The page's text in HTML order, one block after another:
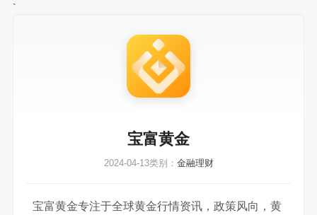
`
宝富黄金
2024-04-13类别： 金融理财
宝富黄金专注于全球黄金行情资讯，政策风向，黄